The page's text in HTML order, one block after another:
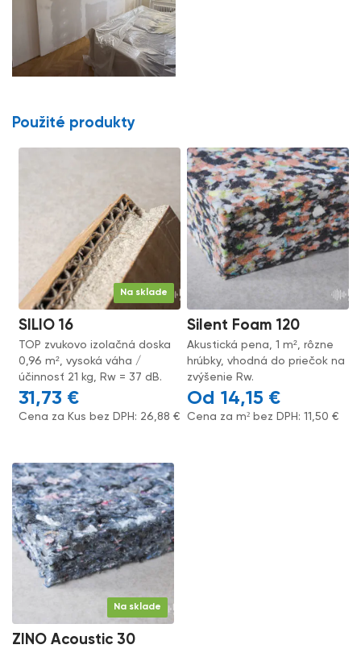
Použité produkty
Na sklade
SILIO 16
TOP zvukovo izolačná doska
0,96 m², vysoká váha /
účinnosť 21 kg, Rw = 37 dB.
31,73 €
Cena za Kus bez DPH: 26,88€
Silent Foam 120
Akustická pena, 1 m², rôzne
hrúbky, vhodná do priečok na
zvýšenie Rw.
14,15 €
Cena za m² bez DPH:11,50€
Na sklade
ZINO Acoustic 30